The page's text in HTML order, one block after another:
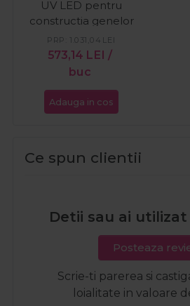
UV LED pentru
constructia genelor
573,14 LEI /
buc
PRP: 1.031,04 LEI
Adauga in cos
Ce spun clientii
Detii sau ai
Posteaza
Scrie-ti parerea si
loialitate in valoare